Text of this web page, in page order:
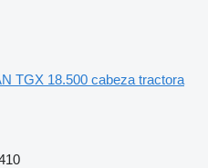
TGX 18.500 cabeza tractora